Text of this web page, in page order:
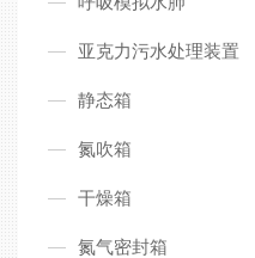
亚克力污水处理装置
静态箱
氮吹箱
干燥箱
氮气密封箱